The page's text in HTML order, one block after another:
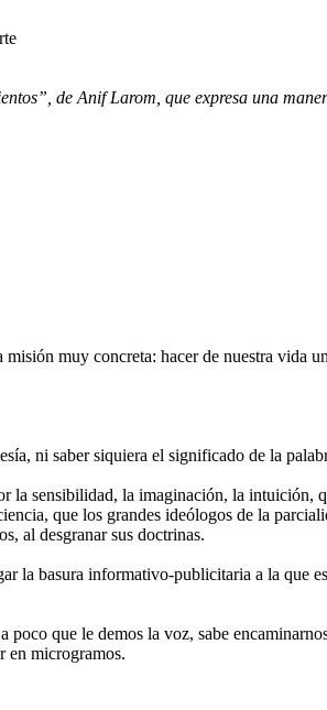
de Anif Larom, que expresa una
muy concreta: hacer de nuestra vida
ni saber siquiera el significado de la
la sensibilidad, la imaginación, la
que los grandes ideólogos de la
al desgranar sus doctrinas.
la basura informativo-publicitaria a la que
que le demos la voz, sabe
en microgramos.